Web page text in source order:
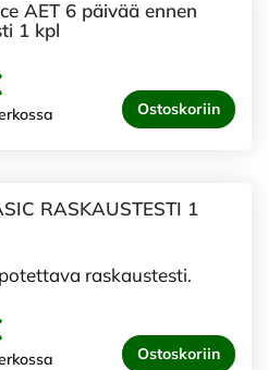
AET 6 päivää ennen
1 kpl
Ostoskoriin
RASKAUSTESTI 1
raskaustesti.
Ostoskoriin